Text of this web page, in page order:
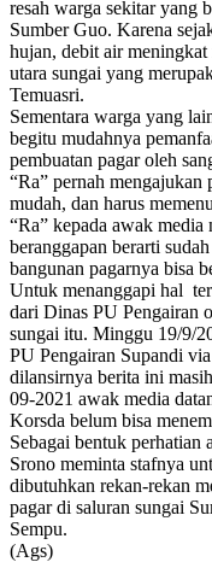
resah warga sekitar yang
Sumber Guo. Karena
hujan, debit air meningkat
utara sungai yang
Temuasri.
Sementara warga yang
begitu mudahnya
pembuatan pagar oleh
“Ra” pernah mengajukan
mudah, dan harus
“Ra” kepada awak
beranggapan berarti
bangunan pagarnya bisa
Untuk menanggapi hal
dari Dinas PU Pengairan
sungai itu. Minggu 19/9/
PU Pengairan Supandi
dilansirnya berita ini
09-2021 awak media
Korsda belum bisa
Sebagai bentuk perhatian
Srono meminta stafnya
dibutuhkan rekan-rekan
pagar di saluran sungai
Sempu.
(Ags)